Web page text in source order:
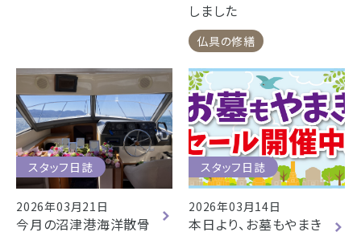
しました
仏具の修繕
スタッフ日誌
2026年03月21日
今月の沼津港海洋散骨
スタッフ日誌
2026年03月14日
本日より、お墓もやまき